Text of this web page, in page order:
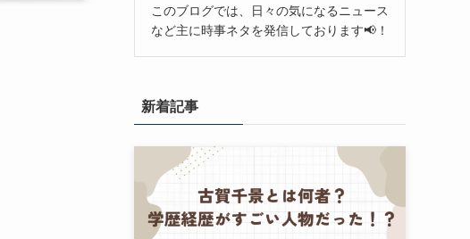
このブログでは、日々の気になるニュース
など主に時事ネタを発信しております📢！
新着記事